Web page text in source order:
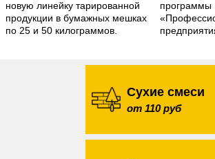
новую линейку тарированной
продукции в бумажных мешках
по 25 и 50 килограммов.
программы
Сухие смеси
от 110 руб